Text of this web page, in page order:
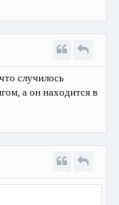
случилось
а он находится в